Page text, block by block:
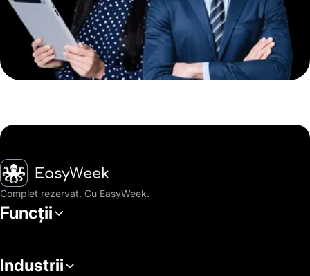
Pagina principală
Complet rezervat. Cu EasyWeek.
Funcții
Industrii